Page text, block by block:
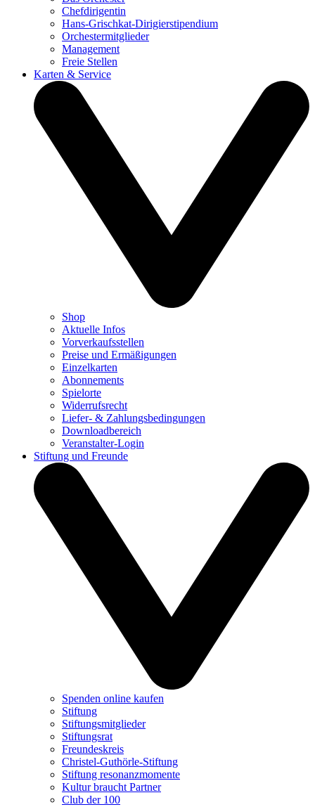
Chefdirigentin
Hans-Grischkat-Dirigierstipendium
Orchestermitglieder
Management
Freie Stellen
Karten & Service
Shop
Aktuelle Infos
Vorverkaufsstellen
Preise und Ermäßigungen
Einzelkarten
Abonnements
Spielorte
Widerrufsrecht
Liefer- & Zahlungsbedingungen
Downloadbereich
Veranstalter-Login
Stiftung und Freunde
Spenden online kaufen
Stiftung
Stiftungsmitglieder
Stiftungsrat
Freundeskreis
Christel-Guthörle-Stiftung
Stiftung resonanzmomente
Kultur braucht Partner
Club der 100